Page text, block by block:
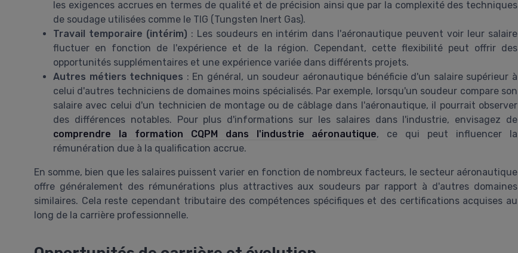
les exigences accrues en termes de qualité et de précision ainsi que par la complexité des techniques
de soudage utilisées comme le TIG (Tungsten Inert Gas).
Travail temporaire (intérim) : Les soudeurs en intérim dans l'aéronautique peuvent voir leur salaire
fluctuer en fonction de l'expérience et de la région. Cependant, cette flexibilité peut offrir des
opportunités supplémentaires et une expérience variée dans différents projets.
Autres métiers techniques : En général, un soudeur aéronautique bénéficie d'un salaire supérieur à
celui d'autres techniciens de domaines moins spécialisés. Par exemple, lorsqu'un soudeur compare son
salaire avec celui d'un technicien de montage ou de câblage dans l'aéronautique, il pourrait observer
des différences notables. Pour plus d'informations sur les salaires dans l'industrie, envisagez de
comprendre la formation CQPM dans l'industrie aéronautique, ce qui peut influencer la
rémunération due à la qualification accrue.
En somme, bien que les salaires puissent varier en fonction de nombreux facteurs, le secteur aéronautique
offre généralement des rémunérations plus attractives aux soudeurs par rapport à d'autres domaines
similaires. Cela reste cependant tributaire des compétences spécifiques et des certifications acquises au
long de la carrière professionnelle.